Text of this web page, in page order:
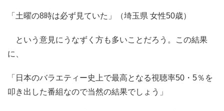
「土曜の8時は必ず見ていた」（埼玉県 女性50歳）
という意見にうなずく方も多いことだろう。この結果
に、
「日本のバラエティー史上で最高となる視聴率50・5％を
叩き出した番組なので当然の結果でしょう」